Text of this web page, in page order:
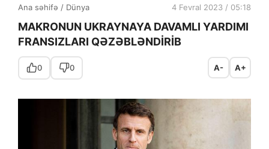
Ana səhifə / Dünya 4 Fevral 2023 / 05:18
MAKRONUN UKRAYNAYA DAVAMLI YARDIMI
FRANSIZLARI QƏZƏBLƏNDİRİB
0 0 A- A+